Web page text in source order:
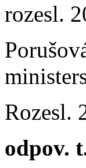
rozesl.
Rozesl.
odpov.